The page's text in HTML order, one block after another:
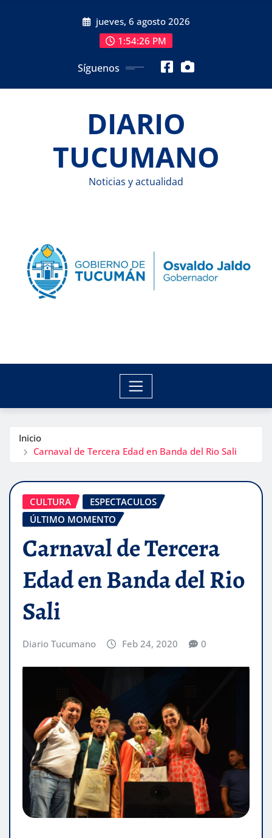
jueves, 6 agosto 2026
1:54:27 PM
Síguenos
DIARIO
TUCUMANO
Noticias y actualidad
Inicio
Carnaval de Tercera Edad en Banda del Rio Sali
CULTURA
ESPECTACULOS
ÚLTIMO MOMENTO
Carnaval de Tercera
Edad en Banda del Rio
Sali
Diario Tucumano Feb 24, 2020 0